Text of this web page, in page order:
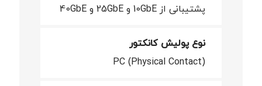
پشتیبانی از 10GbE و 25GbE و 40GbE
نوع پولیش کانکتور
PC (Physical Contact)